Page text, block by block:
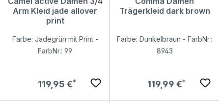
Arm Kleid jade allover
print
Farbe: Jadegrün mit Print -
FarbNr.: 99
Regulärer Preis:
119,95 €
Trägerkleid dark brown
Farbe: Dunkelbraun - FarbNr.:
8943
Regulärer Preis:
119,99 €